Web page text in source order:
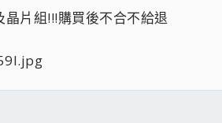
片組!!!購買後不合不給退